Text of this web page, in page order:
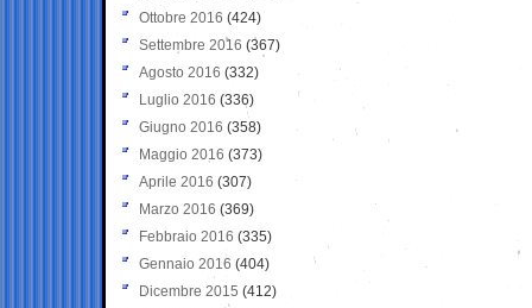
Ottobre 2016 (424)
Settembre 2016 (367)
Agosto 2016 (332)
Luglio 2016 (336)
Giugno 2016 (358)
Maggio 2016 (373)
Aprile 2016 (307)
Marzo 2016 (369)
Febbraio 2016 (335)
Gennaio 2016 (404)
Dicembre 2015 (412)